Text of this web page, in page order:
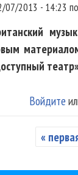
07/2013 - 14:23
Войдите
«